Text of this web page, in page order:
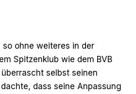
so ohne weiteres in der
Spitzenklub wie dem BVB
selbst seinen
dachte, dass seine Anpassung